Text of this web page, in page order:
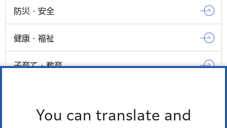
You can translate and
防災・安全
健康・福祉
子育て・教育
もっとみる